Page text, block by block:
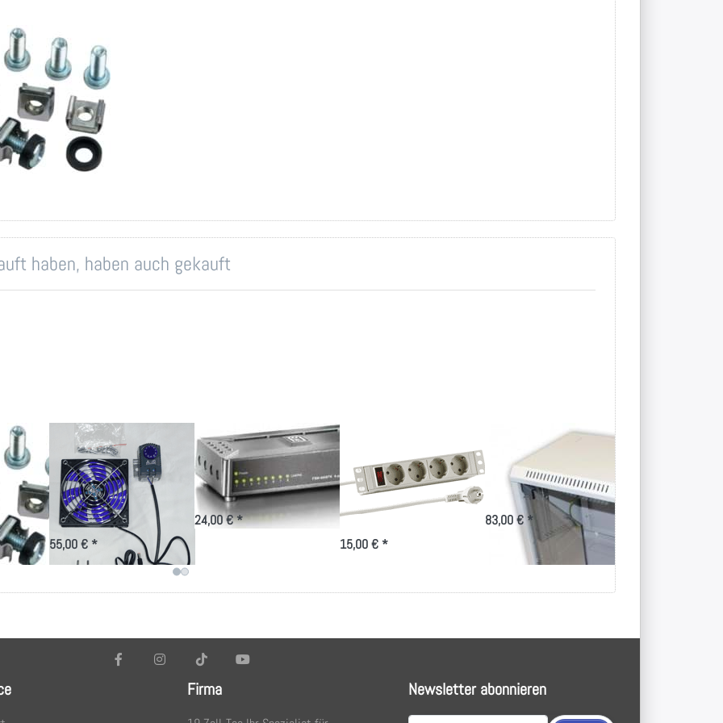
haben, haben auch gekauft
Leiser Lüfter
mit Thermostat
zum
Selbsteinbau
55,00 € *
Mini Fast
Ethernet Switch
8 Port
24,00 € *
Steckdosenleiste,
4
Schukostecker
15,00 € *
Mini Rack Delta
10" von 4 bis 9
HE, lichtgrau
83,00 € *
Firma Newsletter abonnieren